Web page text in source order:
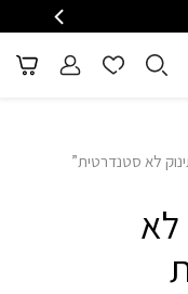
לא סטנדרטית”
לא